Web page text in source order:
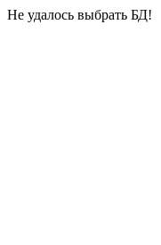
Не удалось выбрать БД!